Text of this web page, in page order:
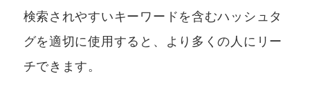
検索されやすいキーワードを含むハッシュタ
グを適切に使用すると、より多くの人にリー
チできます。